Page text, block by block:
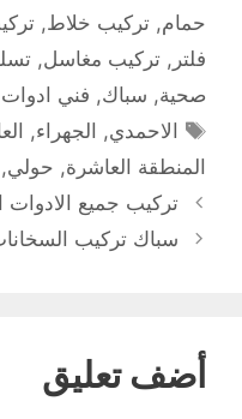
حمام, تركيب خلاط,
فلتر , تركيب مغاسل,
صحية, سباك, فني
الوسوم
الاحمدي, الجهراء,
المنطقة العاشرة, حولي,
تركيب جميع الادوات
سباك تركيب
أضف تعليق